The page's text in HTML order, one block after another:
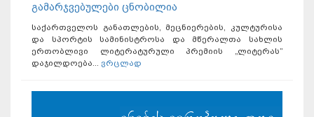
გამარჯვებულები ცნობილია
საქართველოს განათლების, მეცნიერების, კულტურისა
და სპორტის სამინისტროსა და მწერალთა სახლის
ერთობლივი ლიტერატურული პრემიის „ლიტერას”
დაჯილდოება... ვრცლად